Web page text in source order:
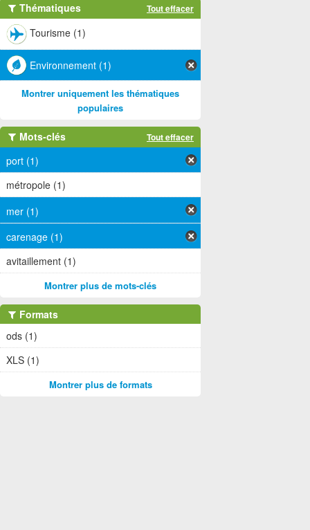
Thématiques Tout effacer
Tourisme (1)
Environnement (1)
Montrer uniquement les thématiques
populaires
Mots-clés Tout effacer
port (1)
métropole (1)
mer (1)
carenage (1)
avitaillement (1)
Montrer plus de mots-clés
Formats
ods (1)
XLS (1)
Montrer plus de formats